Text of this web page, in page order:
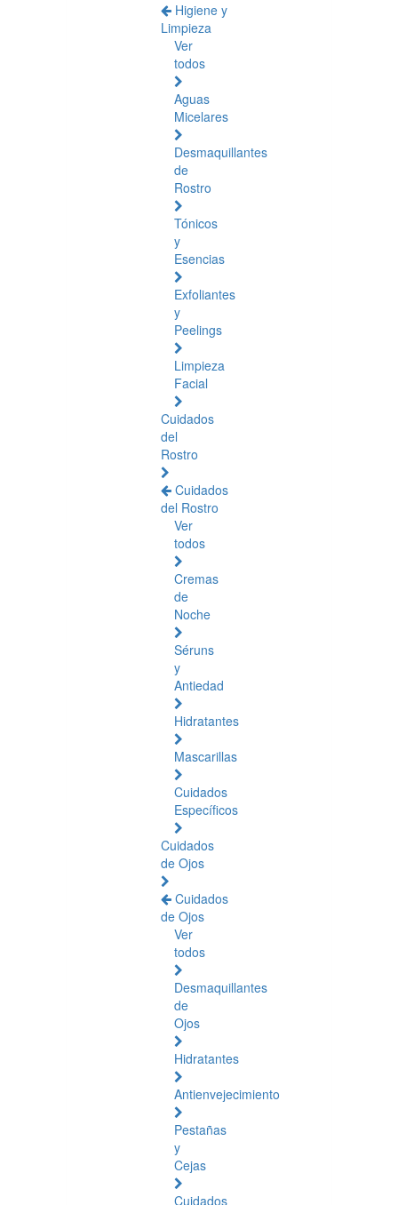
Higiene y
Limpieza
Ver
todos
Aguas
Micelares
Desmaquillantes
de
Rostro
Tónicos
y
Esencias
Exfoliantes
y
Peelings
Limpieza
Facial
Cuidados
del
Rostro
Cuidados
del Rostro
Ver
todos
Cremas
de
Noche
Séruns
y
Antiedad
Hidratantes
Mascarillas
Cuidados
Específicos
Cuidados
de Ojos
Cuidados
de Ojos
Ver
todos
Desmaquillantes
de
Ojos
Hidratantes
Antienvejecimiento
Pestañas
y
Cejas
Cuidados